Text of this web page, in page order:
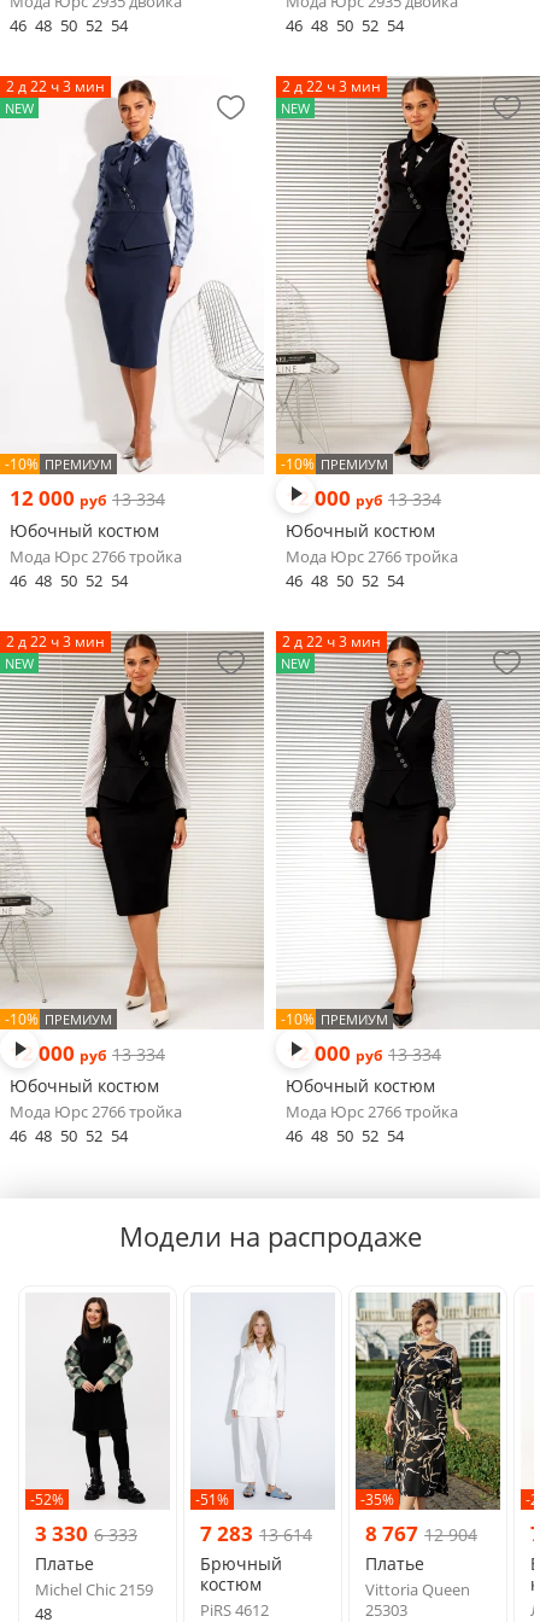
46 48 50 52 54
46 48 50 52 54
2 д 22 ч 3 мин
NEW
-10% ПРЕМИУМ
12 000 руб 13 334
Юбочный костюм
Мода Юрс 2766 тройка
46 48 50 52 54
2 д 22 ч 3 мин
NEW
-10% ПРЕМИУМ
12 000 руб 13 334
Юбочный костюм
Мода Юрс 2766 тройка
46 48 50 52 54
2 д 22 ч 3 мин
NEW
-10% ПРЕМИУМ
12 000 руб 13 334
Юбочный костюм
Мода Юрс 2766 тройка
46 48 50 52 54
2 д 22 ч 3 мин
NEW
-10% ПРЕМИУМ
12 000 руб 13 334
Юбочный костюм
Мода Юрс 2766 тройка
46 48 50 52 54
Модели на распродаже
-52%
3 330 6 333
Платье
Michel Chic 2159
48
-51%
7 283 13 614
Брючный
костюм
PiRS 4612
-35%
8 767 12 904
Платье
Vittoria Queen
25303
-